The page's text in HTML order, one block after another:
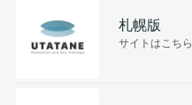
札幌版
サイトはこちら